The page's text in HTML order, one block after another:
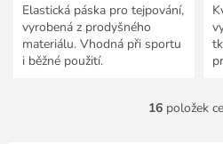
Elastická páska pro tejpování,
vyrobená z prodyšného
materiálu. Vhodná při sportu
i běžné použití.
O
16položek